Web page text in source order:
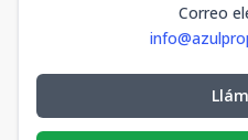
Correo